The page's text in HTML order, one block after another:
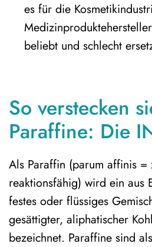
es für die
beliebt und schlecht
So verstecken
Paraffine: Die
Als Paraffin (parum affinis =
reaktionsfähig) wird ein aus
festes oder flüssiges
gesättigter, aliphatischer
bezeichnet. Paraffine sind